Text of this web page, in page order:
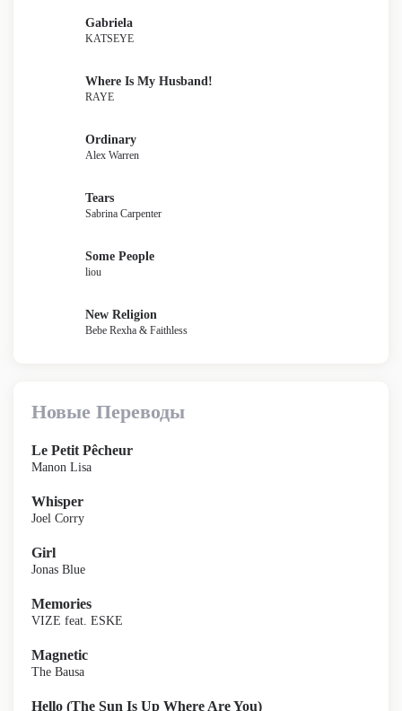
Gabriela
KATSEYE
Where Is My Husband!
RAYE
Ordinary
Alex Warren
Tears
Sabrina Carpenter
Some People
liou
New Religion
Bebe Rexha & Faithless
Новые Переводы
Le Petit Pêcheur
Manon Lisa
Whisper
Joel Corry
Girl
Jonas Blue
Memories
VIZE feat. ESKE
Magnetic
The Bausa
Hello (The Sun Is Up Where Are You)